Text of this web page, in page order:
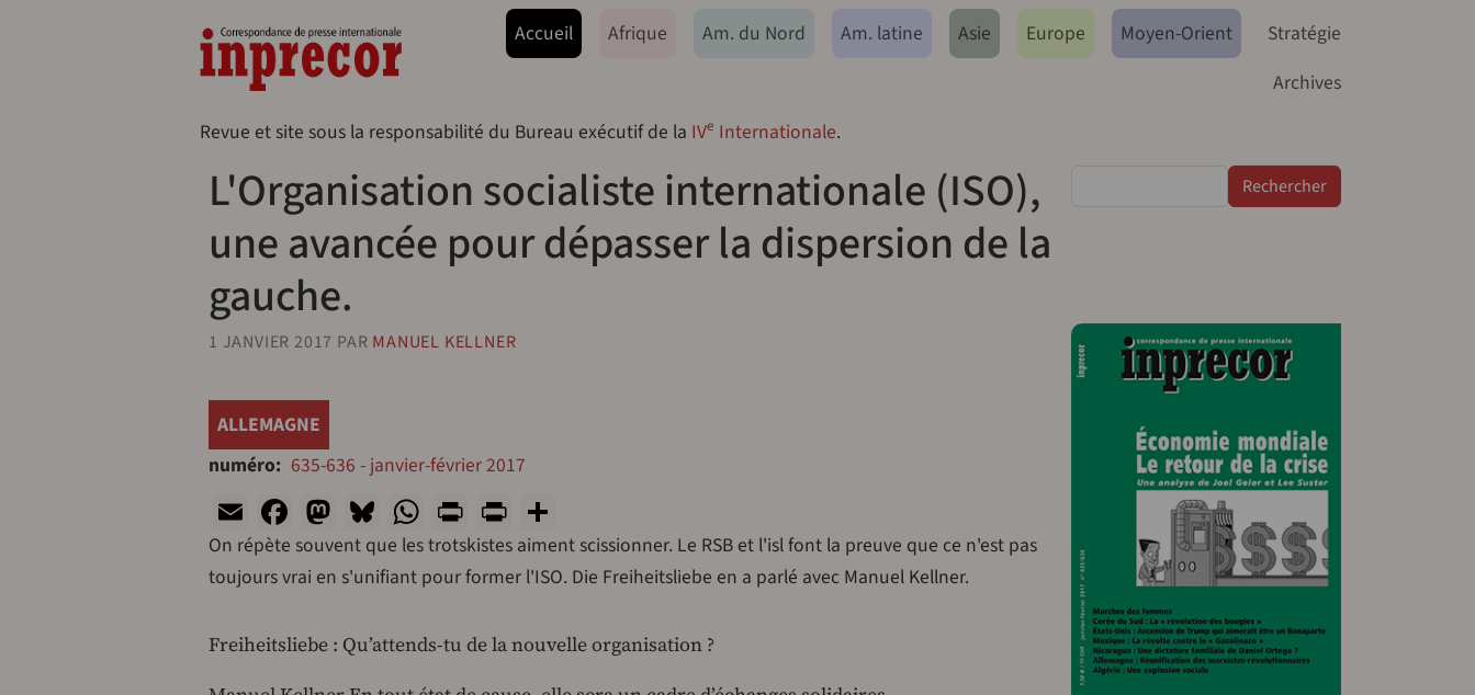
Navegação principal
Accueil Afrique Am. du Nord Am. latine Asie Europe Moyen-Orient
Stratégie
Archives
Revue et site sous la responsabilité du Bureau exécutif de la IVe Internationale.
L'Organisation socialiste internationale (ISO),
une avancée pour dépasser la dispersion de la
gauche.
1 JANVIER 2017 PAR MANUEL KELLNER
ALLEMAGNE
numéro
635-636 - janvier-février 2017
EmailFacebook
Mastodon
Bluesky
WhatsApp
PrintPrintFriendly
On répète souvent que les trotskistes aiment scissionner. Le RSB et l'isl font la preuve que ce n'est pas
toujours vrai en s'unifiant pour former l'ISO. Die Freiheitsliebe en a parlé avec Manuel Kellner.
Freiheitsliebe : Qu’attends-tu de la nouvelle organisation ?